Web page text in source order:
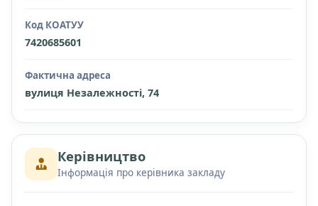
Код КОАТУУ
7420685601
Фактична адреса
вулиця Незалежності, 74
Керівництво
Інформація про керівника закладу